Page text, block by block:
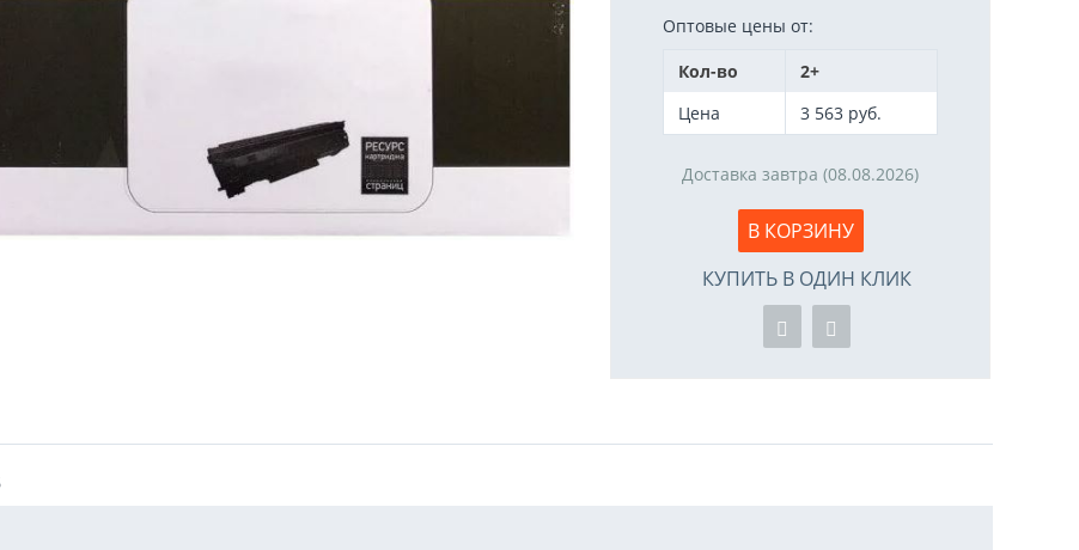
Оптовые цены от:
Кол-во
2+
Цена
3 563 руб.
Доставка завтра (08.08.2026)
В КОРЗИНУ
КУПИТЬ В ОДИН КЛИК